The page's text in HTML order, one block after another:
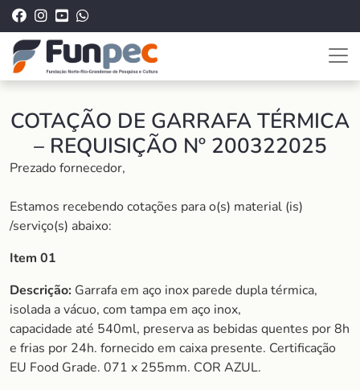
COTAÇÃO DE GARRAFA TÉRMICA
– REQUISIÇÃO Nº 200322025
Prezado fornecedor,
Estamos recebendo cotações para o(s) material (is)
/serviço(s) abaixo:
Item 01
Descrição: Garrafa em aço inox parede dupla térmica,
isolada a vácuo, com tampa em aço inox,
capacidade até 540ml, preserva as bebidas quentes por 8h
e frias por 24h. fornecido em caixa presente. Certificação
EU Food Grade. 071 x 255mm. COR AZUL.